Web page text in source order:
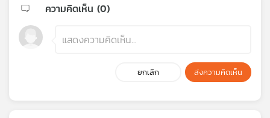
ความคิดเห็น (0)
ยกเลิก ส่งความคิดเห็น